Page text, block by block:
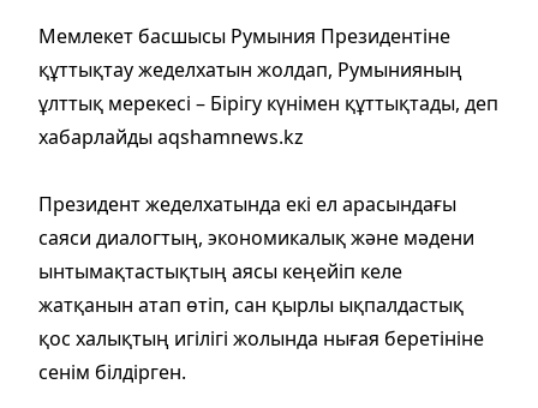
Мемлекет басшысы Румыния Президентіне
құттықтау жеделхатын жолдап, Румынияның
ұлттық мерекесі – Бірігу күнімен құттықтады, деп
хабарлайды aqshamnews.kz
Президент жеделхатында екі ел арасындағы
саяси диалогтың, экономикалық және мәдени
ынтымақтастықтың аясы кеңейіп келе
жатқанын атап өтіп, сан қырлы ықпалдастық
қос халықтың игілігі жолында нығая беретініне
сенім білдірген.